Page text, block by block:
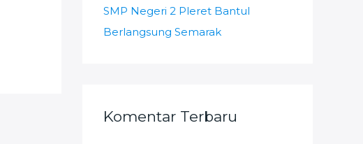
SMP Negeri 2 Pleret Bantul
Berlangsung Semarak
Komentar Terbaru